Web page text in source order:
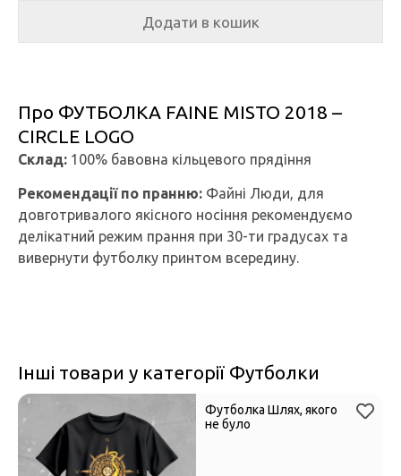
Додати в кошик
Про ФУТБОЛКА FAINE MISTO 2018 –
CIRCLE LOGO
Склад: 100% бавовна кільцевого прядіння
Рекомендації по пранню: Файні Люди, для
довготривалого якісного носіння рекомендуємо
делікатний режим прання при 30-ти градусах та
вивернути футболку принтом всередину.
Інші товари у категорії Футболки
Футболка Шлях, якого
не було